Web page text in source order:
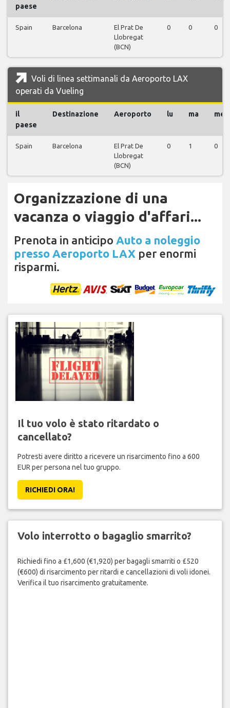
paese
Spain Barcelona
El Prat De
Llobregat
(BCN)
0 0 0
Voli di linea settimanali da Aeroporto LAX
operati da Vueling
il
paese
Destinazione Aeroporto lu ma me
Spain Barcelona
El Prat De
Llobregat
(BCN)
0 1 0
Organizzazione di una
vacanza o viaggio d'affari...
Prenota in anticipo Auto a noleggio
presso Aeroporto LAX per enormi
risparmi.
Il tuo volo è stato ritardato o
cancellato?
Potresti avere diritto a ricevere un risarcimento fino a 600
EUR per persona nel tuo gruppo.
RICHIEDI ORA!
Volo interrotto o bagaglio smarrito?
Richiedi fino a £1,600 (€1,920) per bagagli smarriti o £520
(€600) di risarcimento per ritardi e cancellazioni di voli idonei.
Verifica il tuo risarcimento gratuitamente.